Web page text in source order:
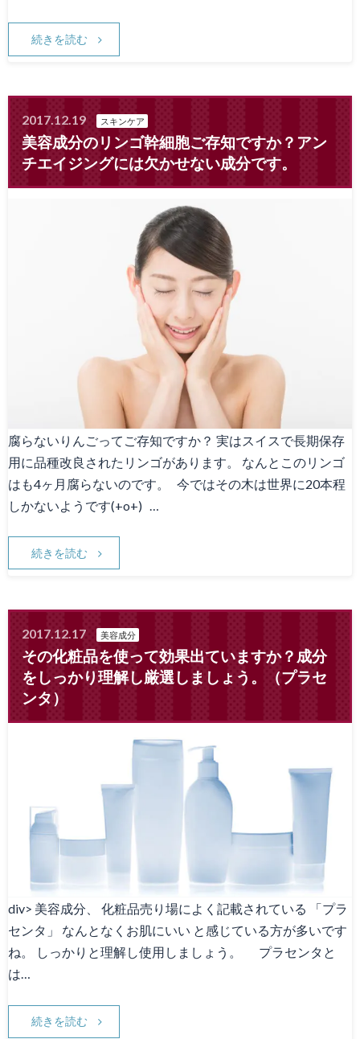
続きを読む
2017.12.19 スキンケア
美容成分のリンゴ幹細胞ご存知ですか？アン
チエイジングには欠かせない成分です。
腐らないりんごってご存知ですか？ 実はスイスで長期保存
用に品種改良されたリンゴがあります。 なんとこのリンゴ
はも4ヶ月腐らないのです。 今ではその木は世界に20本程
しかないようです(+o+) …
続きを読む
2017.12.17 美容成分
その化粧品を使って効果出ていますか？成分
をしっかり理解し厳選しましょう。（プラセ
ンタ）
div> 美容成分、 化粧品売り場によく記載されている 「プラ
センタ」 なんとなくお肌にいい と感じている方が多いです
ね。 しっかりと理解し使用しましょう。 プラセンタと
は…
続きを読む